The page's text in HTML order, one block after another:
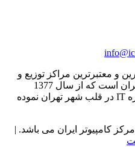
و معتبرترین مراکز توزیع و
فروش محصولات کامپیوتری در ایران است که از سال 1377
تاسیس و شروع به فعالیت در حوزه IT در قلب شهر تهران نموده
کامپیوتر ایران می باشد. |